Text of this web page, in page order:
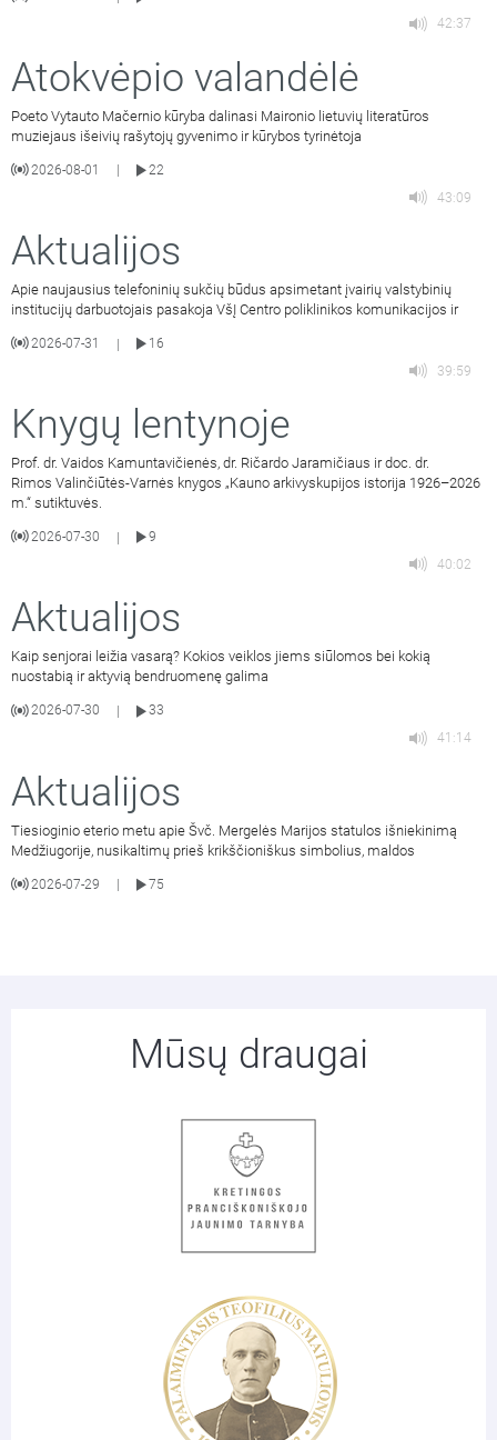
42:37
Atokvėpio valandėlė
Poeto Vytauto Mačernio kūryba dalinasi Maironio lietuvių literatūros
muziejaus išeivių rašytojų gyvenimo ir kūrybos tyrinėtoja
2026-08-01
22
43:09
Aktualijos
Apie naujausius telefoninių sukčių būdus apsimetant įvairių valstybinių
institucijų darbuotojais pasakoja VšĮ Centro poliklinikos komunikacijos ir
2026-07-31 |
16
39:59
Knygų lentynoje
Prof. dr. Vaidos Kamuntavičienės, dr. Ričardo Jaramičiaus ir doc. dr.
Rimos Valinčiūtės-Varnės knygos „Kauno arkivyskupijos istorija 1926–2026
m.“ sutiktuvės.
2026-07-30 |
9
40:02
Aktualijos
Kaip senjorai leižia vasarą? Kokios veiklos jiems siūlomos bei kokią
nuostabią ir aktyvią bendruomenę galima
2026-07-30
33
41:14
Aktualijos
Tiesioginio eterio metu apie Švč. Mergelės Marijos statulos išniekinimą
Medžiugorije, nusikaltimų prieš krikščioniškus simbolius, maldos
2026-07-29 75
Mūsų draugai